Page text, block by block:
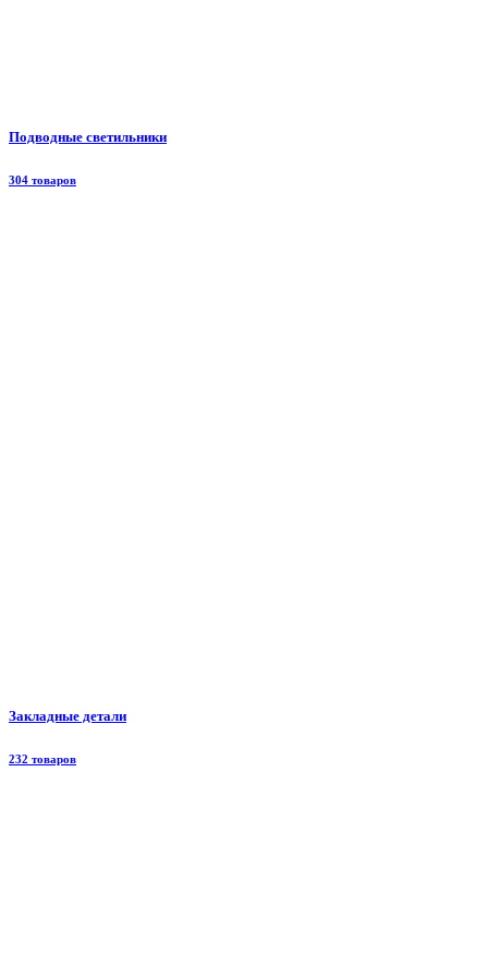
Подводные светильники
304 товаров
Закладные детали
232 товаров